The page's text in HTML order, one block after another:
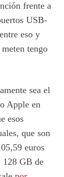
frente a
USB-
eso y
tengo
sea el
Apple en
esos
que son
euros
128 GB de